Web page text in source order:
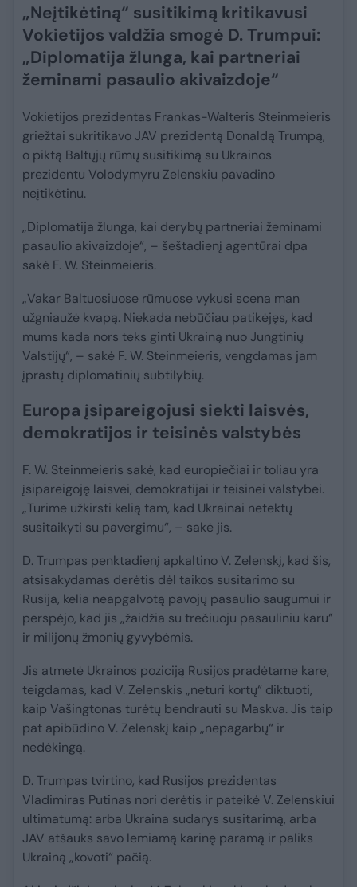
„Neįtikėtiną“ susitikimą kritikavusi
Vokietijos valdžia smogė D. Trumpui:
„Diplomatija žlunga, kai partneriai
žeminami pasaulio akivaizdoje“
Vokietijos prezidentas Frankas-Walteris Steinmeieris
griežtai sukritikavo JAV prezidentą Donaldą Trumpą,
o piktą Baltųjų rūmų susitikimą su Ukrainos
prezidentu Volodymyru Zelenskiu pavadino
neįtikėtinu.
„Diplomatija žlunga, kai derybų partneriai žeminami
pasaulio akivaizdoje“, – šeštadienį agentūrai dpa
sakė F. W. Steinmeieris.
„Vakar Baltuosiuose rūmuose vykusi scena man
užgniaužė kvapą. Niekada nebūčiau patikėjęs, kad
mums kada nors teks ginti Ukrainą nuo Jungtinių
Valstijų“, – sakė F. W. Steinmeieris, vengdamas jam
įprastų diplomatinių subtilybių.
Europa įsipareigojusi siekti laisvės,
demokratijos ir teisinės valstybės
F. W. Steinmeieris sakė, kad europiečiai ir toliau yra
įsipareigoję laisvei, demokratijai ir teisinei valstybei.
„Turime užkirsti kelią tam, kad Ukrainai netektų
susitaikyti su pavergimu“, – sakė jis.
D. Trumpas penktadienį apkaltino V. Zelenskį, kad šis,
atsisakydamas derėtis dėl taikos susitarimo su
Rusija, kelia neapgalvotą pavojų pasaulio saugumui ir
perspėjo, kad jis „žaidžia su trečiuoju pasauliniu karu“
ir milijonų žmonių gyvybėmis.
Jis atmetė Ukrainos poziciją Rusijos pradėtame kare,
teigdamas, kad V. Zelenskis „neturi kortų“ diktuoti,
kaip Vašingtonas turėtų bendrauti su Maskva. Jis taip
pat apibūdino V. Zelenskį kaip „nepagarbų“ ir
nedėkingą.
D. Trumpas tvirtino, kad Rusijos prezidentas
Vladimiras Putinas nori derėtis ir pateikė V. Zelenskiui
ultimatumą: arba Ukraina sudarys susitarimą, arba
JAV atšauks savo lemiamą karinę paramą ir paliks
Ukrainą „kovoti“ pačią.